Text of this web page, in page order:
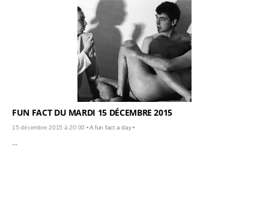
FUN FACT DU MARDI 15 DÉCEMBRE 2015
15 décembre 2015 à 20:00 •A fun fact a day•